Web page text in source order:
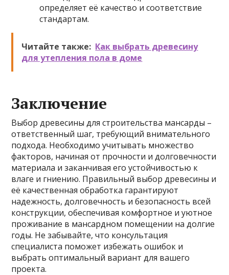
определяет её качество и соответствие
стандартам.
Читайте также: Как выбрать древесину
для утепления пола в доме
Заключение
Выбор древесины для строительства мансарды –
ответственный шаг, требующий внимательного
подхода. Необходимо учитывать множество
факторов, начиная от прочности и долговечности
материала и заканчивая его устойчивостью к
влаге и гниению. Правильный выбор древесины и
её качественная обработка гарантируют
надежность, долговечность и безопасность всей
конструкции, обеспечивая комфортное и уютное
проживание в мансардном помещении на долгие
годы. Не забывайте, что консультация
специалиста поможет избежать ошибок и
выбрать оптимальный вариант для вашего
проекта.